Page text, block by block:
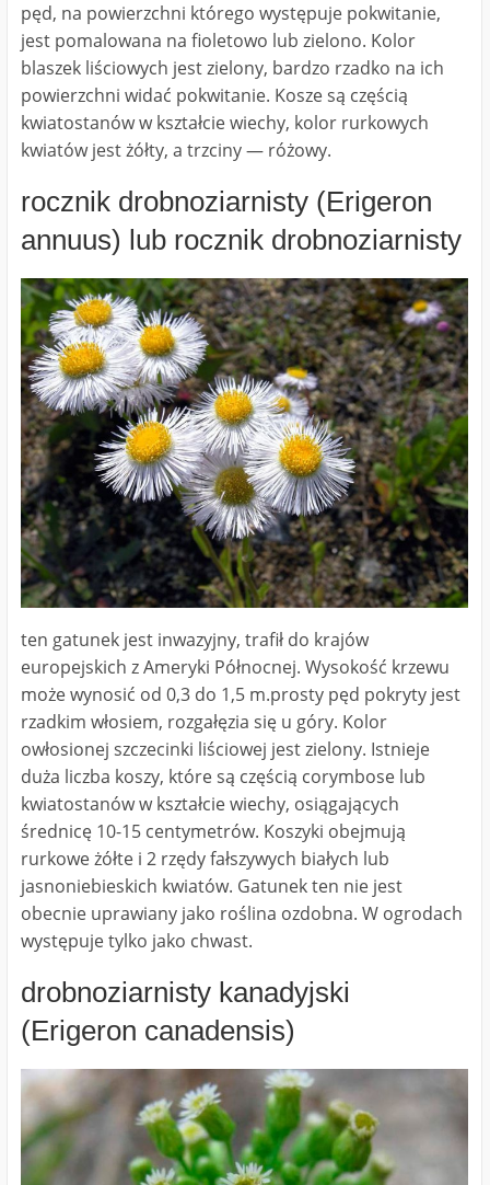
pęd, na powierzchni którego występuje pokwitanie,
jest pomalowana na fioletowo lub zielono. Kolor
blaszek liściowych jest zielony, bardzo rzadko na ich
powierzchni widać pokwitanie. Kosze są częścią
kwiatostanów w kształcie wiechy, kolor rurkowych
kwiatów jest żółty, a trzciny — różowy.
rocznik drobnoziarnisty (Erigeron
annuus) lub rocznik drobnoziarnisty
ten gatunek jest inwazyjny, trafił do krajów
europejskich z Ameryki Północnej. Wysokość krzewu
może wynosić od 0,3 do 1,5 m.prosty pęd pokryty jest
rzadkim włosiem, rozgałęzia się u góry. Kolor
owłosionej szczecinki liściowej jest zielony. Istnieje
duża liczba koszy, które są częścią corymbose lub
kwiatostanów w kształcie wiechy, osiągających
średnicę 10-15 centymetrów. Koszyki obejmują
rurkowe żółte i 2 rzędy fałszywych białych lub
jasnoniebieskich kwiatów. Gatunek ten nie jest
obecnie uprawiany jako roślina ozdobna. W ogrodach
występuje tylko jako chwast.
drobnoziarnisty kanadyjski
(Erigeron canadensis)